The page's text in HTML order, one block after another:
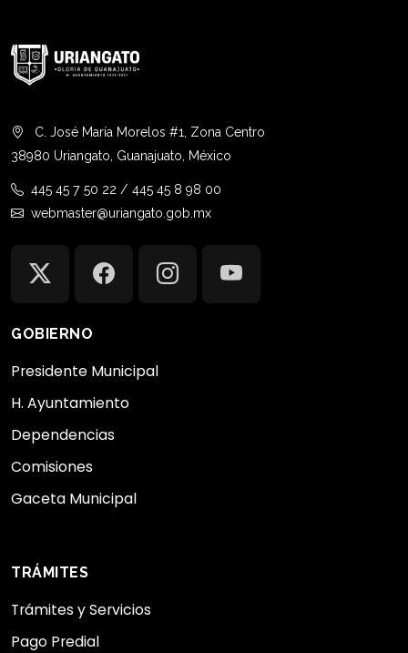
C. José María Morelos #1, Zona Centro
38980 Uriangato, Guanajuato, México
445 45 7 50 22 / 445 45 8 98 00
webmaster@uriangato.gob.mx
GOBIERNO
Presidente Municipal
H. Ayuntamiento
Dependencias
Comisiones
Gaceta Municipal
TRÁMITES
Trámites y Servicios
Pago Predial